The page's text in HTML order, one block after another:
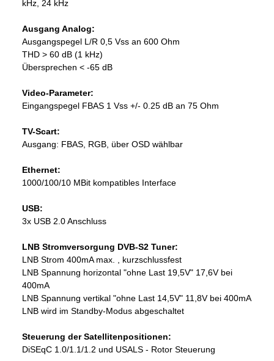
kHz, 24 kHz
Ausgang Analog:
Ausgangspegel L/R 0,5 Vss an 600 Ohm
THD > 60 dB (1 kHz)
Übersprechen < -65 dB
Video-Parameter:
Eingangspegel FBAS 1 Vss +/- 0.25 dB an 75 Ohm
TV-Scart:
Ausgang: FBAS, RGB, über OSD wählbar
Ethernet:
1000/100/10 MBit kompatibles Interface
USB:
3x USB 2.0 Anschluss
LNB Stromversorgung DVB-S2 Tuner:
LNB Strom 400mA max. , kurzschlussfest
LNB Spannung horizontal "ohne Last 19,5V" 17,6V bei
400mA
LNB Spannung vertikal "ohne Last 14,5V" 11,8V bei 400mA
LNB wird im Standby-Modus abgeschaltet
Steuerung der Satellitenpositionen:
DiSEqC 1.0/1.1/1.2 und USALS - Rotor Steuerung